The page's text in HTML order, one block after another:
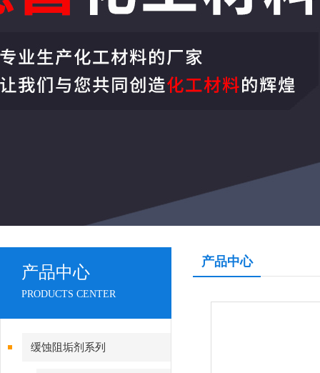
产品中心
PRODUCTS CENTER
缓蚀阻垢剂系列
产品中心